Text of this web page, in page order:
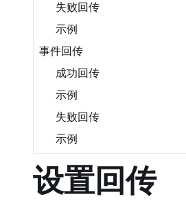
失败回传
示例
事件回传
成功回传
示例
失败回传
示例
设置回传